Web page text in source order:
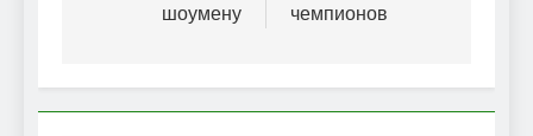
шоумену
чемпионов